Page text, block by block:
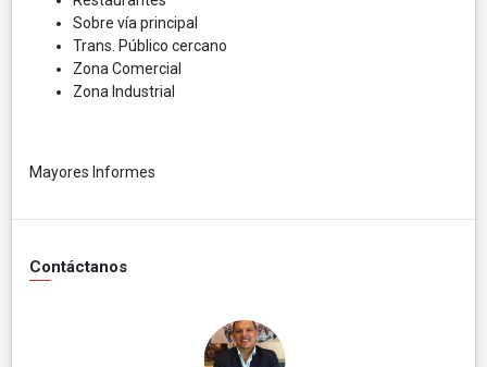
Sobre vía principal
Trans. Público cercano
Zona Comercial
Zona Industrial
Mayores Informes
Contáctanos